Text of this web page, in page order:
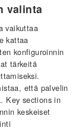
valinta
vaikuttaa
kattaa
konfiguroinnin
tärkeitä
että palvelin
Key sections in
keskeiset